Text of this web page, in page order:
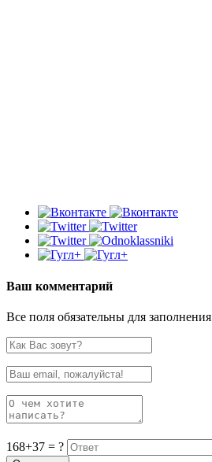
Ваш комментарий
Все поля обязательны для заполнения
168+37 = ?